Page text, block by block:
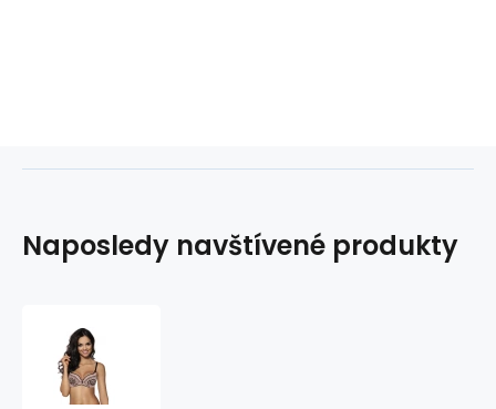
Naposledy navštívené produkty